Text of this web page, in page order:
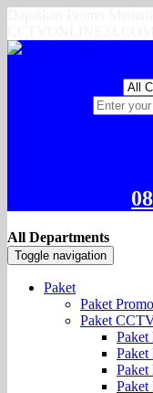
All Departments
Toggle navigation
Paket
Paket
Paket
Paket